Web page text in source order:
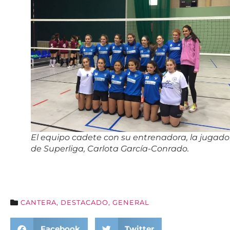
El equipo cadete con su entrenadora, la
de Superliga, Carlota García-Conrado.
CANTERA, DESTACADO, GENERAL